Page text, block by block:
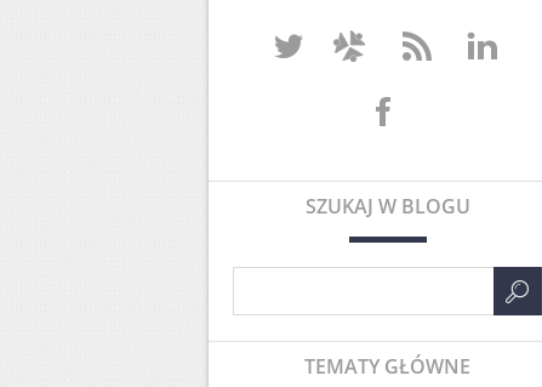
SZUKAJ W BLOGU
TEMATY GŁÓWNE